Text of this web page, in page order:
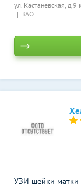
ул. Кастаневская, д.9
ЗАО
УЗИ шейки матки